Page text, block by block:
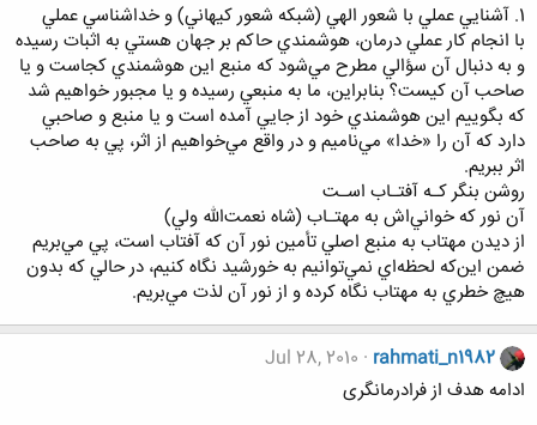
1. آشنايي عملي با شعور الهي (شبكه شعور كيهاني) و خداشناسي عملي
با انجام كار عملي درمان، هوشمندي حاكم بر جهان هستي به اثبات رسيده
و به ‌دنبال آن سؤالي مطرح مي‌شود كه منبع اين هوشمندي كجاست و يا
صاحب آن كيست؟ بنابراين، ما به منبعي رسيده و يا مجبور خواهيم شد
كه بگوييم اين هوشمندي خود از جايي آمده است و يا منبع و صاحبي
دارد كه آن را «خدا» مي‌ناميم و در واقع مي‌خواهيم از اثر، پي به صاحب
اثر ببريم.
روشن بنگر كـه آفتـاب اسـت
آن نور كه خواني‌اش به مهتـاب (شاه نعمت‌الله ولي)
از ديدن مهتاب به منبع اصلي تأمين نور آن كه آفتاب است، پي مي‌بريم
ضمن اين‌كه لحظه‌اي نمي‌توانيم به خورشيد نگاه كنيم، در حالي كه بدون
هيچ ‌خطري به مهتاب نگاه كرده و از نور آن لذت مي‌بريم.
rahmati_n1982
Jul 28, 2010
ادامه هدف از فرادرمانگری